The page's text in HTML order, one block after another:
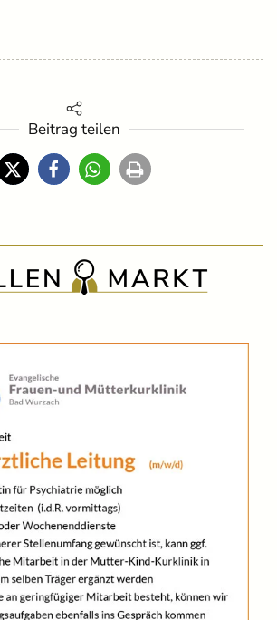
Beitrag teilen